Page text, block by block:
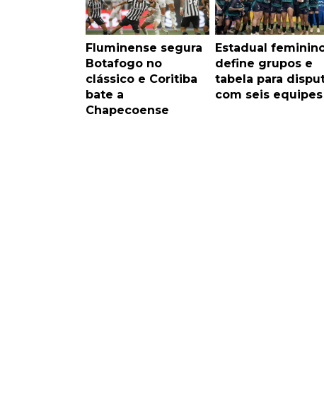
Fluminense segura
Botafogo no
clássico e Coritiba
bate a
Chapecoense
Estadual
define grupos e
tabela para
com seis equipes